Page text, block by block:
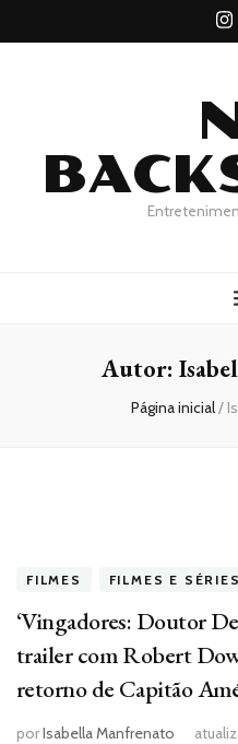
Autor:
Página inicial/
FILMES FILMES E SÉRIES
‘Vingadores: Doutor
trailer com Robert
retorno de Capitão
porIsabella Manfrenato